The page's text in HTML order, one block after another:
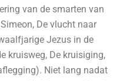
van de smarten van
De vlucht naar
Jezus in de
kruisweg, De kruisiging,
Niet lang nadat